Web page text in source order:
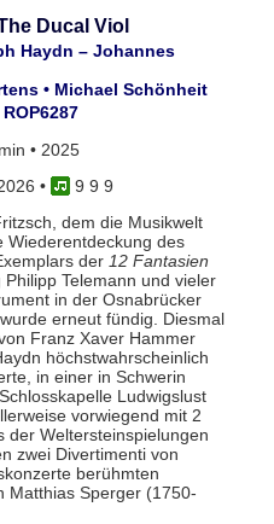
Ducal Viol
Haydn – Johannes
• Michael Schönheit
• 2025
•
9 9 9
dem die Musikwelt
Wiederentdeckung des
der 12 Fantasien
Telemann und vieler
in der Osnabrücker
erneut fündig. Diesmal
Franz Xaver Hammer
höchstwahrscheinlich
in einer in Schwerin
Ludwigslust
vorwiegend mit 2
der Weltersteinspielungen
zwei Divertimenti von
berühmten
Matthias Sperger (1750-